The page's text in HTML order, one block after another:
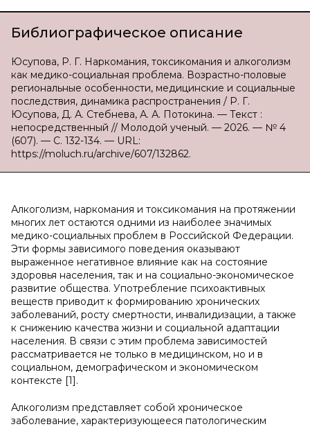
Библиографическое описание
Юсупова, Р. Г. Наркомания, токсикомания и алкоголизм
как медико-социальная проблема. Возрастно-половые
региональные особенности, медицинские и социальные
последствия, динамика распространения / Р. Г.
Юсупова, Д. А. Стебнева, А. А. Потокина. — Текст :
непосредственный // Молодой ученый. — 2026. — № 4
(607). — С. 132-134. — URL:
https://moluch.ru/archive/607/132862.
Алкоголизм, наркомания и токсикомания на протяжении
многих лет остаются одними из наиболее значимых
медико-социальных проблем в Российской Федерации.
Эти формы зависимого поведения оказывают
выраженное негативное влияние как на состояние
здоровья населения, так и на социально-экономическое
развитие общества. Употребление психоактивных
веществ приводит к формированию хронических
заболеваний, росту смертности, инвалидизации, а также
к снижению качества жизни и социальной адаптации
населения. В связи с этим проблема зависимостей
рассматривается не только в медицинском, но и в
социальном, демографическом и экономическом
контексте [1].
Алкоголизм представляет собой хроническое
заболевание, характеризующееся патологическим